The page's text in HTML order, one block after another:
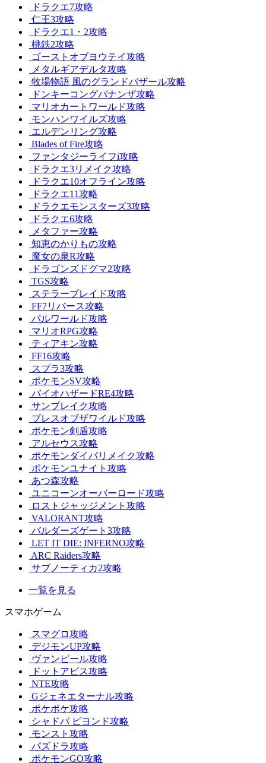
ドラクエ7攻略
仁王3攻略
ドラクエ1・2攻略
桃鉄2攻略
ゴーストオブヨウテイ攻略
メタルギアデルタ攻略
牧場物語 風のグランドバザール攻略
ドンキーコングバナンザ攻略
マリオカートワールド攻略
モンハンワイルズ攻略
エルデンリング攻略
Blades of Fire攻略
ファンタジーライフi攻略
ドラクエ3リメイク攻略
ドラクエ10オフライン攻略
ドラクエ11攻略
ドラクエモンスターズ3攻略
ドラクエ6攻略
メタファー攻略
知恵のかりもの攻略
魔女の泉R攻略
ドラゴンズドグマ2攻略
TGS攻略
ステラーブレイド攻略
FF7リバース攻略
パルワールド攻略
マリオRPG攻略
ティアキン攻略
FF16攻略
スプラ3攻略
ポケモンSV攻略
バイオハザードRE4攻略
サンブレイク攻略
ブレスオブザワイルド攻略
ポケモン剣盾攻略
アルセウス攻略
ポケモンダイパリメイク攻略
ポケモンユナイト攻略
あつ森攻略
ユニコーンオーバーロード攻略
ロストジャッジメント攻略
VALORANT攻略
バルダーズゲート3攻略
LET IT DIE: INFERNO攻略
ARC Raiders攻略
サブノーティカ2攻略
一覧を見る
スマホゲーム
スマグロ攻略
デジモンUP攻略
ヴァンピール攻略
ドットアビス攻略
NTE攻略
Gジェネエターナル攻略
ポケポケ攻略
シャドバ ビヨンド攻略
モンスト攻略
パズドラ攻略
ポケモンGO攻略